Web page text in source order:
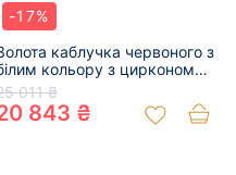
-17%
каблучка червоного з
кольору з цирконом
200374380
011 ₴
843 ₴